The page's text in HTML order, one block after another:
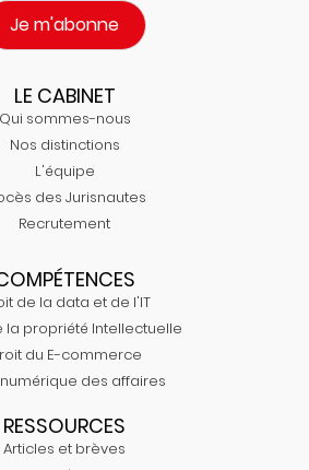
Je m'abonne
LE CABINET
Qui sommes-nous
Nos distinctions
L'équipe
des Jurisnautes
Recrutement
de la data et de l'IT
la propriété Intellectuelle
du E-commerce
des affaires
RESSOURCES
Articles et brèves